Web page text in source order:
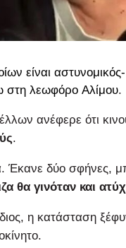
είναι
στη λεωφόρο Αλίμου.
ανέφερε ότι
.
Έκανε δύο σφήνες,
θα γινόταν και
η κατάσταση